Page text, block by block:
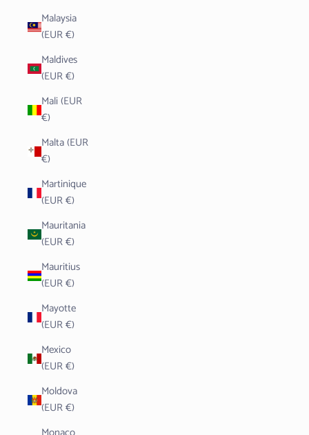
Malaysia
(EUR €)
Maldives
(EUR €)
Mali (EUR
€)
Malta (EUR
€)
Martinique
(EUR €)
Mauritania
(EUR €)
Mauritius
(EUR €)
Mayotte
(EUR €)
Mexico
(EUR €)
Moldova
(EUR €)